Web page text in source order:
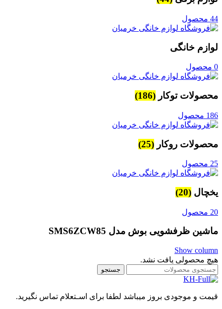
44 محصول
لوازم خانگی
0 محصول
محصولات توکار (186)
186 محصول
محصولات روکار (25)
25 محصول
یخچال (20)
20 محصول
ماشین ظرفشویی بوش مدل SMS6ZCW85
Show column
هیچ محصولی یافت نشد.
جستجو
قیمت و موجودی بروز میباشد لطفا برای اسـتعلام تماس نگیرید.